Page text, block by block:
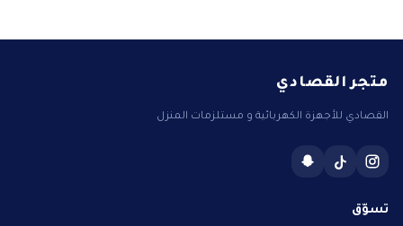
متجر القصادي
القصادي للأجهزة الكهربائية و مستلزمات المنزل
تسوّق